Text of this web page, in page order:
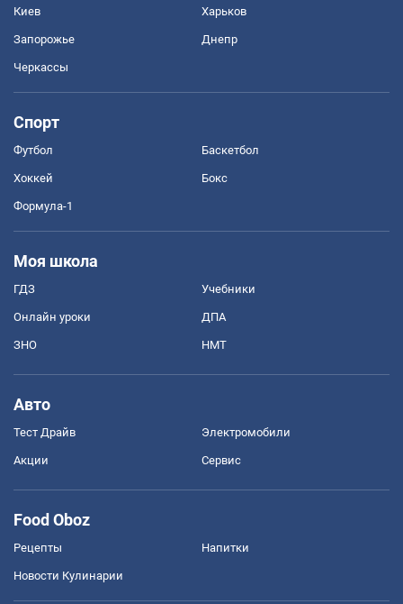
Киев Харьков
Запорожье Днепр
Черкассы
Спорт
Футбол Баскетбол
Хоккей Бокс
Формула-1
Моя школа
ГДЗ Учебники
Онлайн уроки ДПА
ЗНО НМТ
Авто
Тест Драйв Электромобили
Акции Сервис
Food Oboz
Рецепты Напитки
Новости Кулинарии